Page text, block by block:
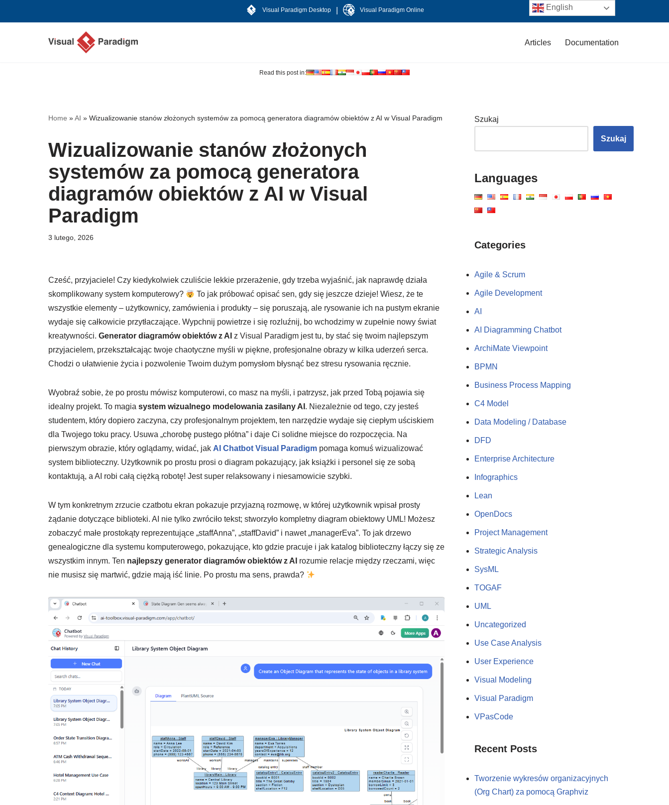
Visual Paradigm Desktop Visual Paradigm Online
Articles Documentation
Read this post in:
Home »AI » Wizualizowanie stanów złożonych systemów za pomocą generatora diagramów obiektów z AI w Visual Paradigm
Wizualizowanie stanów złożonych
systemów za pomocą generatora
diagramów obiektów z AI w Visual
Paradigm
3 lutego, 2026
Cześć, przyjaciele! Czy kiedykolwiek czuliście lekkie przerażenie, gdy trzeba wyjaśnić, jak naprawdę działa
skomplikowany system komputerowy?
To jak próbować opisać sen, gdy się jeszcze dzieje! Wiesz, że te
wszystkie elementy – użytkownicy, zamówienia i produkty – się poruszają, ale rysowanie ich na pustym ekranie
wydaje się całkowicie przytłaczające. Wypchnij powietrze i się rozluźnij, bo wchodzimy w zupełnie nowy świat
kreatywności. Generator diagramów obiektów z AI z Visual Paradigm jest tu, by stać się twoim najlepszym
przyjacielem, przekształcając twoje chaotyczne myśli w piękne, profesjonalne obrazy w kilka uderzeń serca.
Chodzi o ułatwienie życia i pozwolenie Twoim dużym pomysłom błysnąć bez stresu rysowania ręcznie.
Wyobraź sobie, że po prostu mówisz komputerowi, co masz na myśli, i patrzysz, jak przed Tobą pojawia się
idealny projekt. To magia system wizualnego modelowania zasilany AI . Niezależnie od tego, czy jesteś
studentem, który dopiero zaczyna, czy profesjonalnym projektem, ten narzędzie wydaje się ciepłym uściskiem
dla Twojego toku pracy. Usuwa „chorobę pustego płótna” i daje Ci solidne miejsce do rozpoczęcia. Na
pierwszym obrazie, który oglądamy, widać, jak AI Chatbot Visual Paradigm pomaga komuś wizualizować
system biblioteczny. Użytkownik po prostu prosi o diagram pokazujący, jak książki i personel się ze sobą
kontaktują, a AI robi całą ciężką robotę! Jest super relaksowany i niesamowicie szybki.
W tym konkretnym zrzucie czatbotu ekran pokazuje przyjazną rozmowę, w której użytkownik wpisał prosty
żądanie dotyczące biblioteki. AI nie tylko zwróciło tekst; stworzyło kompletny diagram obiektowy UML! Możesz
zobaczyć małe prostokąty reprezentujące „staffAnna”, „staffDavid” i nawet „managerEva”. To jak drzewo
genealogiczne dla systemu komputerowego, pokazujące, kto gdzie pracuje i jak katalog biblioteczny łączy się ze
wszystkim innym. Ten najlepszy generator diagramów obiektów z AI rozumie relacje między rzeczami, więc
nie musisz się martwić, gdzie mają iść linie. Po prostu ma sens, prawda?
Szukaj
Szukaj
Languages
Categories
Agile & Scrum
Agile Development
AI
AI Diagramming Chatbot
ArchiMate Viewpoint
BPMN
Business Process Mapping
C4 Model
Data Modeling / Database
DFD
Enterprise Architecture
Infographics
Lean
OpenDocs
Project Management
Strategic Analysis
SysML
TOGAF
UML
Uncategorized
Use Case Analysis
User Experience
Visual Modeling
Visual Paradigm
VPasCode
Recent Posts
Tworzenie wykresów organizacyjnych
(Org Chart) za pomocą Graphviz
English